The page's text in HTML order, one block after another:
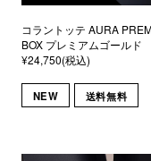
コラントッテ AURA
BOX プレミアムゴールド
¥24,750(税込)
NEW 送料無料